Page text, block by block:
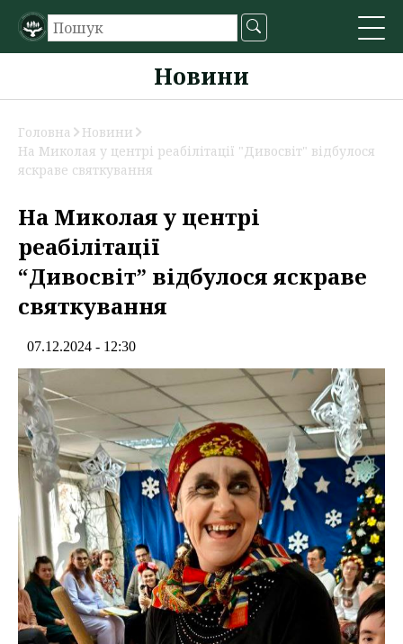
Новини
Головна
Новини
На Миколая у центрі реабілітації "Дивосвіт" відбулося
яскраве святкування
На Миколая у центрі
реабілітації
“Дивосвіт” відбулося яскраве
святкування
07.12.2024 - 12:30